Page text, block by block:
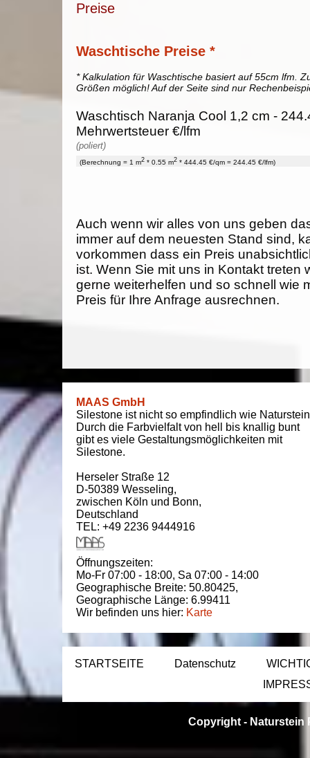
Preise
Waschtische Preise *
* Kalkulation für Waschtische basiert auf 55cm lfm.
Größen möglich! Auf der Seite sind nur
Waschtisch Naranja Cool 1,2 cm -
Mehrwertsteuer €/lfm
(poliert)
(Berechnung = 1 m2 * 0.55 m2 * 444.45 €/qm = 244.45 €/lfm)
Auch wenn wir alles von uns geben
immer auf dem neuesten Stand sind,
vorkommen dass ein Preis
ist. Wenn Sie mit uns in Kontakt treten
gerne weiterhelfen und so schnell wie
Preis für Ihre Anfrage ausrechnen.
MAAS GmbH
Silestone ist nicht so empfindlich wie
Durch die Farbvielfalt von hell bis knallig bunt
gibt es viele Gestaltungsmöglichkeiten mit
Silestone.
Herseler Straße 12
D-50389 Wesseling,
zwischen Köln und Bonn,
Deutschland
TEL: +49 2236 9444916
Öffnungszeiten:
Mo-Fr 07:00 - 18:00, Sa 07:00 - 14:00
Geographische Breite: 50.80425,
Geographische Länge: 6.99411
Wir befinden uns hier: Karte
STARTSEITE Datenschutz
Copyright - Naturstein